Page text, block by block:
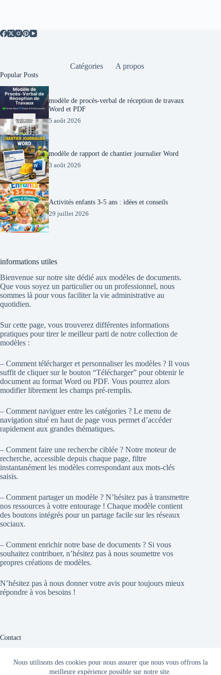
Nous utilisons des cookies pour nous assurer que nous vous offrons la
meilleure expérience possible sur notre site.
Catégories A propos
Popular Posts
modèle de procès-verbal de réception de travaux
Word et PDF
5 août 2026
modèle de rapport de chantier journalier Word
3 août 2026
Activités enfants 3-5 ans : idées et conseils
29 juillet 2026
informations utiles
Bienvenue sur notre site dédié aux modèles de documents.
Que vous soyez un particulier ou un professionnel, nous
sommes là pour vous faciliter la vie administrative au
quotidien.
Sur cette page, vous trouverez différentes informations
pratiques pour tirer le meilleur parti de notre collection de
modèles :
– Comment télécharger et personnaliser les modèles ? Il vous
suffit de cliquer sur le bouton “Télécharger” pour obtenir le
document au format Word ou PDF. Vous pourrez alors
modifier librement les champs pré-remplis.
– Comment naviguer entre les catégories ? Le menu de
navigation situé en haut de page vous permet d’accéder
rapidement aux grandes thématiques.
– Comment faire une recherche ciblée ? Notre moteur de
recherche, accessible depuis chaque page, filtre
instantanément les modèles correspondant aux mots-clés
saisis.
– Comment partager un modèle ? N’hésitez pas à transmettre
nos ressources à votre entourage ! Chaque modèle contient
des boutons intégrés pour un partage facile sur les réseaux
sociaux.
– Comment enrichir notre base de documents ? Si vous
souhaitez contribuer, n’hésitez pas à nous soumettre vos
propres créations de modèles.
N’hésitez pas à nous donner votre avis pour toujours mieux
répondre à vos besoins !
Contact